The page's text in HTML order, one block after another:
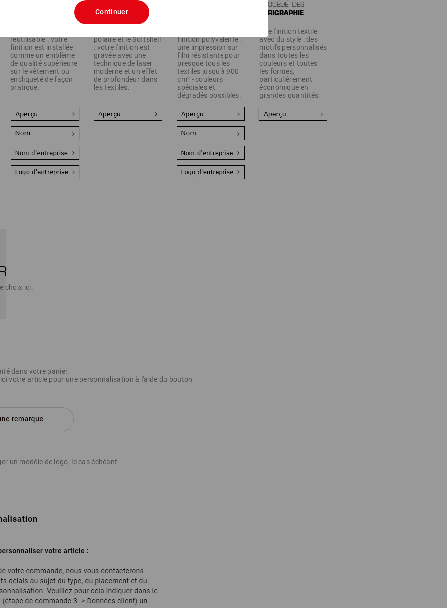
réutilisable : votre
finition est installée
comme un emblème
de qualité supérieure
sur le vêtement ou
encliqueté de façon
pratique.
polaire et le Softshell
: votre finition est
gravée avec une
technique de laser
moderne et un effet
de profondeur dans
les textiles.
finition polyvalente :
une impression sur
film résistante pour
presque tous les
textiles jusqu'à 900
cm² - couleurs
spéciales et
dégradés possibles.
Une finition textile
avec du style : des
motifs personnalisés
dans toutes les
couleurs et toutes
les formes,
particulièrement
économique en
grandes quantités.
choix ici.
dans votre panier.
votre article pour une personnalisation à l'aide du bouton
un modèle de logo, le cas échéant
Continuer